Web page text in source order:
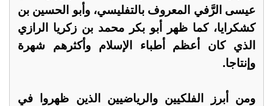
عيسى الرَّفي المعروف بالتفليسي، وأبو الحسين بن
كشكرايا، كما ظهر أبو بكر محمد بن زكريا الرازي
الذي كان أعظم أطباء الإسلام وأكثرهم شهرة
وإنتاجا.
ومن أبرز الفلكيين والرياضيين الذين ظهروا في